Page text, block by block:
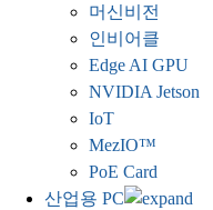
머신비전
인비어클
Edge AI GPU
NVIDIA Jetson
IoT
MezIO™
PoE Card
산업용 PC